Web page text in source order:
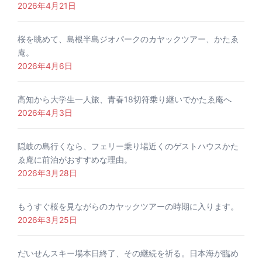
2026年4月21日
桜を眺めて、島根半島ジオパークのカヤックツアー、かたゑ
庵。
2026年4月6日
高知から大学生一人旅、青春18切符乗り継いでかたゑ庵へ
2026年4月3日
隠岐の島行くなら、フェリー乗り場近くのゲストハウスかた
ゑ庵に前泊がおすすめな理由。
2026年3月28日
もうすぐ桜を見ながらのカヤックツアーの時期に入ります。
2026年3月25日
だいせんスキー場本日終了、その継続を祈る。日本海が臨め